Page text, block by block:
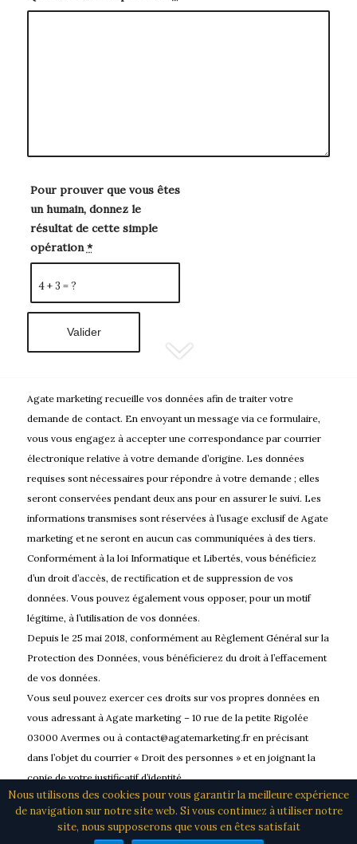
4 + 3 = ?
Pour prouver que vous êtes
un humain, donnez le
résultat de cette simple
opération*
Agate marketing recueille vos données afin de traiter votre
demande de contact. En envoyant un message via ce formulaire,
vous vous engagez à accepter une correspondance par courrier
électronique relative à votre demande d’origine. Les données
requises sont nécessaires pour répondre à votre demande ; elles
seront conservées pendant deux ans pour en assurer le suivi. Les
informations transmises sont réservées à l’usage exclusif de Agate
marketing et ne seront en aucun cas communiquées à des tiers.
Conformément à la loi Informatique et Libertés, vous bénéficiez
d’un droit d’accès, de rectification et de suppression de vos
données. Vous pouvez également vous opposer, pour un motif
légitime, à l’utilisation de vos données.
Depuis le 25 mai 2018, conformément au Règlement Général sur la
Protection des Données, vous bénéficierez du droit à l’effacement
de vos données.
Vous seul pouvez exercer ces droits sur vos propres données en
vous adressant à Agate marketing – 10 rue de la petite Rigolée
03000 Avermes ou à contact@agatemarketing.fr en précisant
dans l’objet du courrier « Droit des personnes » et en joignant la
copie de votre justificatif d’identité.
Site créé par Agate marketing, Avermes (03) /
Nous utilisons des cookies pour vous garantir la meilleure expérience
de navigation sur notre site web. Si vous continuez à utiliser notre
site, nous supposerons que vous en êtes satisfait